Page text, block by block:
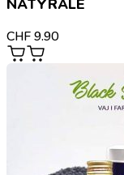
NATYRALE
CHF 9.90